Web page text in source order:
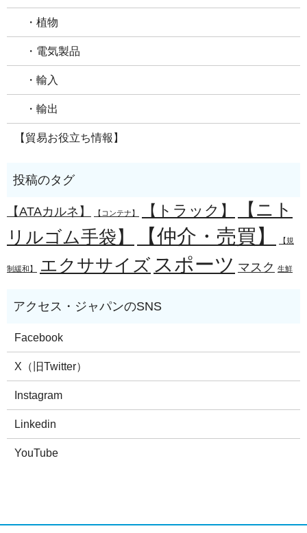
・植物
・電気製品
・輸入
・輸出
【貿易お役立ち情報】
【ATAカルネ】 【コンテナ】 【トラック】
【ニト
リルゴム手袋】
【仲介・売買】 【規
制緩和】 エクササイズ スポーツ マスク 生鮮
Facebook
X（旧Twitter）
Instagram
Linkedin
YouTube